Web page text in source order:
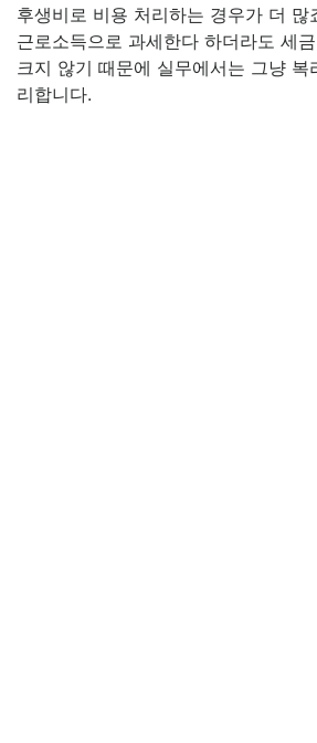
후생비로 비용 처리하는 경우가 더 많
근로소득으로 과세한다 하더라도 세
크지 않기 때문에 실무에서는 그냥 복
리합니다.